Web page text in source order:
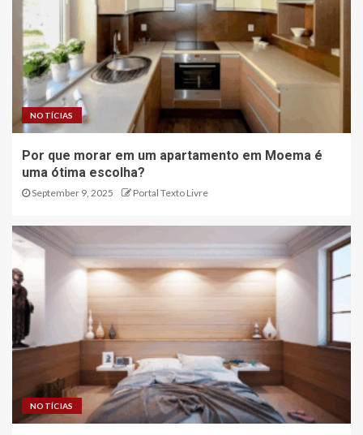
NOTÍCIAS
Por que morar em um apartamento em Moema é
uma ótima escolha?
September 9, 2025 Portal Texto Livre
NOTÍCIAS